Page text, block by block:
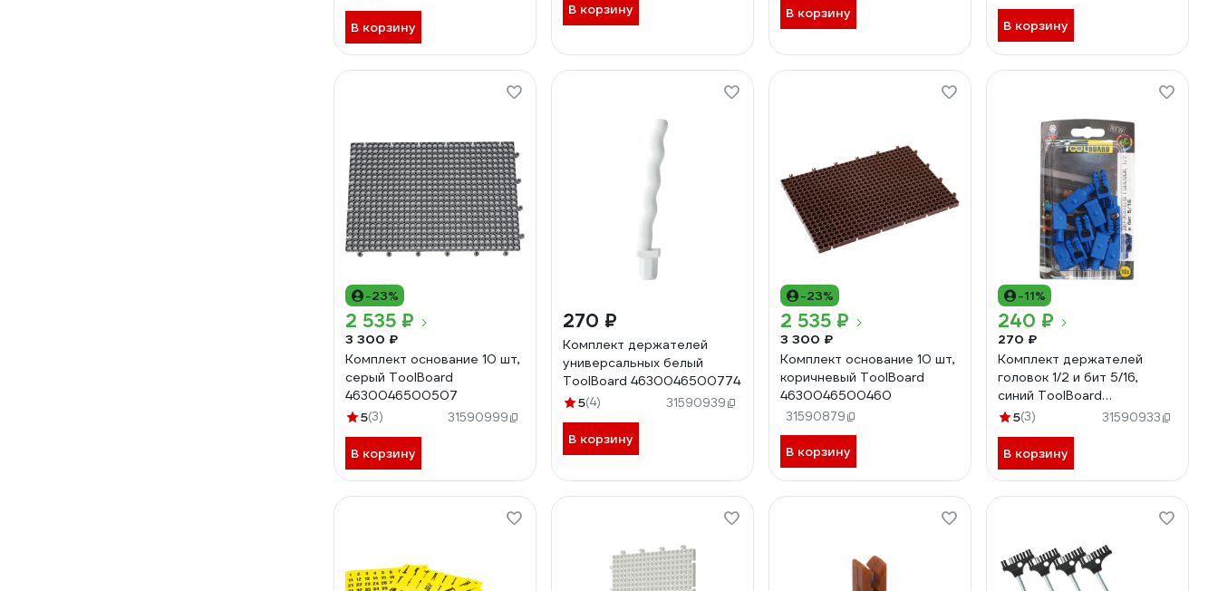
В корзину
В корзину В корзину
В корзину
-23%
2 535 ₽
3 300 ₽
Комплект основание 10 шт,
серый ToolBoard
4630046500507
5(3) 31590999
В корзину
270 ₽
Комплект держателей
универсальных белый
ToolBoard 4630046500774
5(4) 31590939
В корзину
-23%
2 535 ₽
3 300 ₽
Комплект основание 10 шт,
коричневый ToolBoard
4630046500460
31590879
В корзину
-11%
240 ₽
270 ₽
Комплект держателей
головок 1/2 и бит 5/16,
синий ToolBoard
4630046500156
5(3) 31590933
В корзину